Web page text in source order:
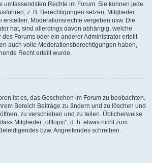
umfassendsten Rechte im Forum. Sie können jede
z. B. Berechtigungen setzen, Mitglieder
erstellen, Moderationsrechte vergeben usw. Die
hat, sind allerdings davon abhängig, welche
des Forums oder ein anderer Administrator erteilt
auch volle Moderationsberechtigungen haben,
Recht erteilt wurde.
ist es, das Geschehen im Forum zu beobachten.
Bereich Beiträge zu ändern und zu löschen und
zu verschieben und zu teilen. Üblicherweise
Mitglieder „offtopic“, d. h. etwas nicht zum
bzw. Angreifendes schreiben.